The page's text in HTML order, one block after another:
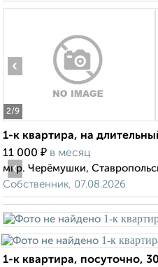
2/9
‹
1-к квартира, на
11 000 ₽ в месяц
мкр. Черёмушки,
Собственник, 07.08.2026
‹
1-к квартира, посуточно,